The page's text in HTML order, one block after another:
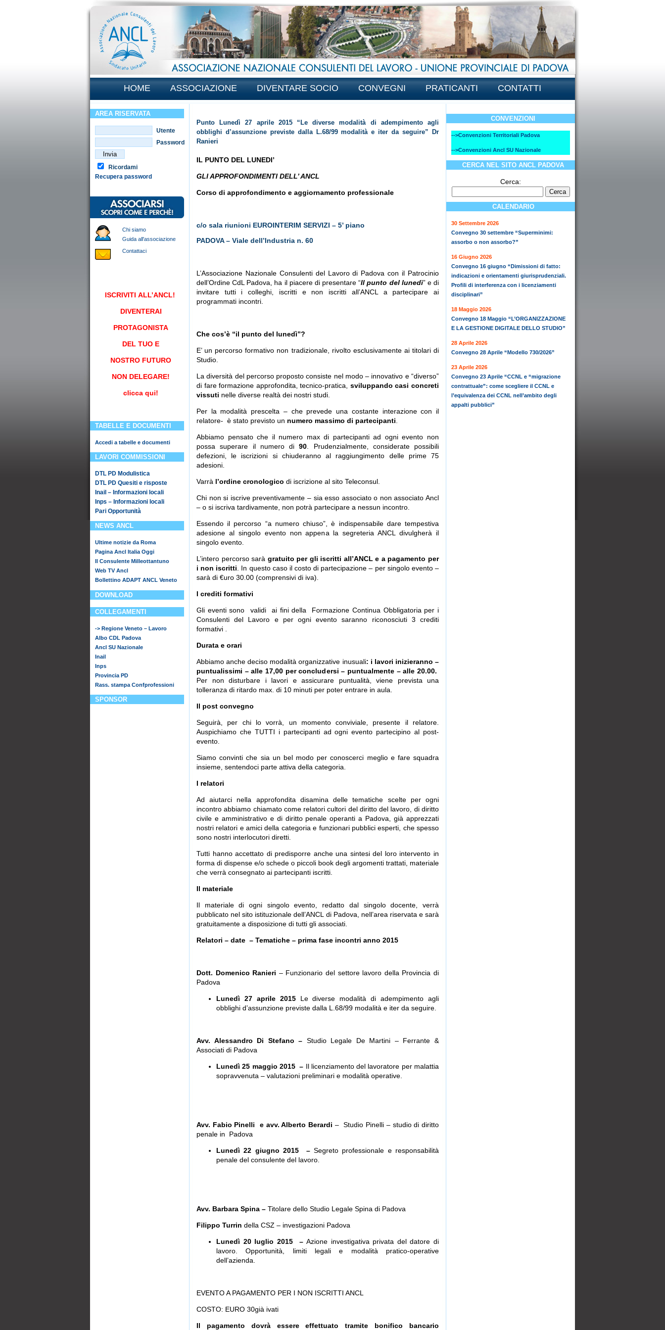
HOME ASSOCIAZIONE DIVENTARE SOCIO CONVEGNI PRATICANTI CONTATTI
AREA RISERVATA
Utente
Password
Ricordami
Recupera password
Chi siamo
Guida all'associazione
Contattaci
ISCRIVITI ALL’ANCL!
DIVENTERAI
PROTAGONISTA
DEL TUO E
NOSTRO FUTURO
NON DELEGARE!
clicca qui!
TABELLE E DOCUMENTI
Accedi a tabelle e documenti
LAVORI COMMISSIONI
DTL PD Modulistica
DTL PD Quesiti e risposte
Inail – Informazioni locali
Inps – Informazioni locali
Pari Opportunità
NEWS ANCL
Ultime notizie da Roma
Pagina Ancl Italia Oggi
Il Consulente Milleottantuno
Web TV Ancl
Bollettino ADAPT ANCL Veneto
DOWNLOAD
COLLEGAMENTI
-> Regione Veneto – Lavoro
Albo CDL Padova
Ancl SU Nazionale
Inail
Inps
Provincia PD
Rass. stampa Confprofessioni
SPONSOR
Punto Lunedì 27 aprile 2015 “Le diverse modalità di adempimento agli
obblighi d’assunzione previste dalla L.68/99 modalità e iter da seguire” Dr
Ranieri
IL PUNTO DEL LUNEDI’
GLI APPROFONDIMENTI DELL’ ANCL
Corso di approfondimento e aggiornamento professionale
c/o sala riunioni EUROINTERIM SERVIZI – 5’ piano
PADOVA – Viale dell’Industria n. 60
L’Associazione Nazionale Consulenti del Lavoro di Padova con il Patrocinio
dell’Ordine CdL Padova, ha il piacere di presentare “Il punto del lunedì” e di
invitare tutti i colleghi, iscritti e non iscritti all’ANCL a partecipare ai
programmati incontri.
Che cos’è “il punto del lunedì”?
E’ un percorso formativo non tradizionale, rivolto esclusivamente ai titolari di
Studio.
La diversità del percorso proposto consiste nel modo – innovativo e “diverso”
di fare formazione approfondita, tecnico-pratica, sviluppando casi concreti
vissuti nelle diverse realtà dei nostri studi.
Per la modalità prescelta – che prevede una costante interazione con il
relatore- è stato previsto un numero massimo di partecipanti
Abbiamo pensato che il numero max di partecipanti ad ogni evento non
possa superare il numero di90 . Prudenzialmente, considerate possibili
defezioni, le iscrizioni si chiuderanno al raggiungimento delle prime 75
adesioni.
Varrà l’ordine cronologico di iscrizione al sito Teleconsul.
Chi non si iscrive preventivamente – sia esso associato o non associato Ancl
– o si iscriva tardivamente, non potrà partecipare a nessun incontro.
Essendo il percorso “a numero chiuso”, è indispensabile dare tempestiva
adesione al singolo evento non appena la segreteria ANCL divulgherà il
singolo evento.
L’intero percorso sarà gratuito per gli iscritti all’ANCL e a pagamento per
i non iscritti . In questo caso il costo di partecipazione – per singolo evento –
sarà di €uro 30.00 (comprensivi di iva).
I crediti formativi
Gli eventi sono validi ai fini della Formazione Continua Obbligatoria per i
Consulenti del Lavoro e per ogni evento saranno riconosciuti 3 crediti
formativi .
Durata e orari
Abbiamo anche deciso modalità organizzative inusuali: i lavori inizieranno –
puntualissimi – alle 17,00 per concludersi – puntualmente – alle 20.00.
Per non disturbare i lavori e assicurare puntualità, viene prevista una
tolleranza di ritardo max. di 10 minuti per poter entrare in aula.
Il post convegno
Seguirà, per chi lo vorrà, un momento conviviale, presente il relatore.
Auspichiamo che TUTTI i partecipanti ad ogni evento partecipino al post-
evento.
Siamo convinti che sia un bel modo per conoscerci meglio e fare squadra
insieme, sentendoci parte attiva della categoria.
I relatori
Ad aiutarci nella approfondita disamina delle tematiche scelte per ogni
incontro abbiamo chiamato come relatori cultori del diritto del lavoro, di diritto
civile e amministrativo e di diritto penale operanti a Padova, già apprezzati
nostri relatori e amici della categoria e funzionari pubblici esperti, che spesso
sono nostri interlocutori diretti.
Tutti hanno accettato di predisporre anche una sintesi del loro intervento in
forma di dispense e/o schede o piccoli book degli argomenti trattati, materiale
che verrà consegnato ai partecipanti iscritti.
Il materiale
Il materiale di ogni singolo evento, redatto dal singolo docente, verrà
pubblicato nel sito istituzionale dell’ANCL di Padova, nell’area riservata e sarà
gratuitamente a disposizione di tutti gli associati.
Relatori – date – Tematiche – prima fase incontri anno 2015
Dott. Domenico Ranieri – Funzionario del settore lavoro della Provincia di
Padova
Lunedì 27 aprile 2015 Le diverse modalità di adempimento agli
obblighi d’assunzione previste dalla L.68/99 modalità e iter da seguire.
Avv. Alessandro Di Stefano – Studio Legale De Martini – Ferrante &
Associati di Padova
Lunedì 25 maggio 2015 – Il licenziamento del lavoratore per malattia
sopravvenuta – valutazioni preliminari e modalità operative.
Avv. Fabio Pinelli e avv. Alberto Berardi – Studio Pinelli – studio di diritto
penale in Padova
Lunedì 22 giugno 2015 – Segreto professionale e responsabilità
penale del consulente del lavoro.
Avv. Barbara Spina – Titolare dello Studio Legale Spina di Padova
Filippo Turrin della CSZ – investigazioni Padova
Lunedì 20 luglio 2015 –Azione investigativa privata del datore di
lavoro. Opportunità, limiti legali e modalità pratico-operative
dell’azienda.
EVENTO A PAGAMENTO PER I NON ISCRITTI ANCL
COSTO: EURO 30già ivati
Il pagamento dovrà essere effettuato tramite bonifico bancario
CONVENZIONI
-->Convenzioni Territoriali Padova
-->Convenzioni Ancl SU Nazionale
CERCA NEL SITO ANCL PADOVA
Cerca:
CALENDARIO
30 Settembre 2026
Convegno 30 settembre “Superminimi:
assorbo o non assorbo?”
16 Giugno 2026
Convegno 16 giugno “Dimissioni di fatto:
indicazioni e orientamenti giurisprudenziali.
Profili di interferenza con i licenziamenti
disciplinari”
18 Maggio 2026
Convegno 18 Maggio “L’ORGANIZZAZIONE
E LA GESTIONE DIGITALE DELLO STUDIO”
28 Aprile 2026
Convegno 28 Aprile “Modello 730/2026”
23 Aprile 2026
Convegno 23 Aprile “CCNL e “migrazione
contrattuale”: come scegliere il CCNL e
l’equivalenza dei CCNL nell’ambito degli
appalti pubblici”